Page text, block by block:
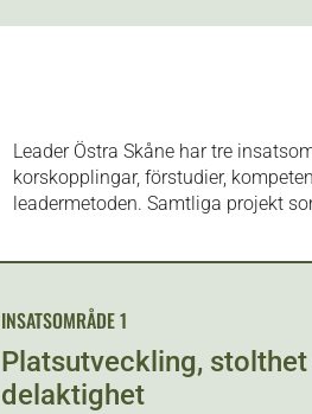
Leader Östra Skåne har tre
korskopplingar, förstudier,
leadermetoden. Samtliga projekt
INSATSOMRÅDE 1
Platsutveckling,
delaktighet